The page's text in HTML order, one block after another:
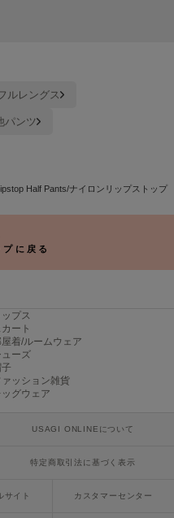
ルレングス
パンツ
Half Pants/ナイロンリップストップ
に戻る
ップス
ート
着/ルームウェア
ューズ
ァッション雑貨
ッグウェア
USAGI ONLINEについて
特定商取引法に基づく表示
サイト カスタマーセンター